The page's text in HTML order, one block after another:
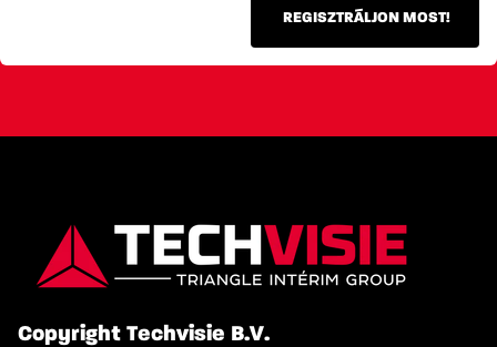
REGISZTRÁLJON MOST!
Copyright Techvisie B.V.